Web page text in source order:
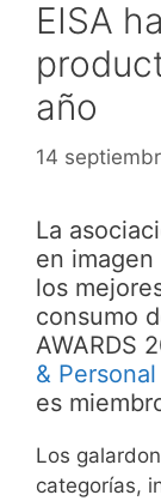
EISA
año
14
La
en
los
consumo
AWARDS
&
es
Los
categorías,